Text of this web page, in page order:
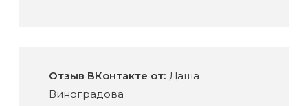
Отзыв ВКонтакте от: Даша
Виноградова